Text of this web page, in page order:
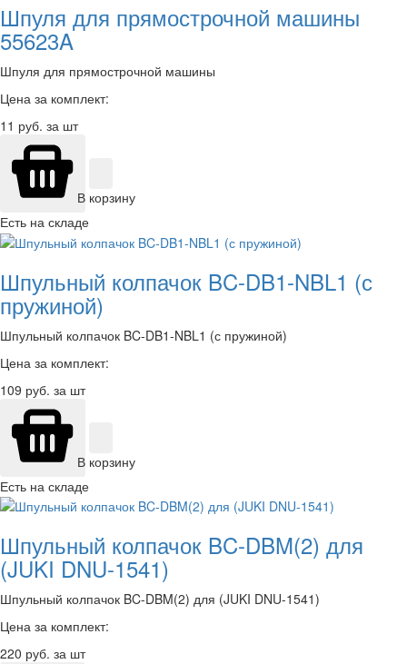
Шпуля для прямострочной машины
55623A
Шпуля для прямострочной машины
Цена за комплект:
11 руб. за шт
В корзину
Есть на складе
Шпульный колпачок BC-DB1-NBL1 (с
пружиной)
Шпульный колпачок BC-DB1-NBL1 (с пружиной)
Цена за комплект:
109 руб. за шт
В корзину
Есть на складе
Шпульный колпачок BC-DBM(2) для
(JUKI DNU-1541)
Шпульный колпачок BC-DBM(2) для (JUKI DNU-1541)
Цена за комплект:
220 руб. за шт